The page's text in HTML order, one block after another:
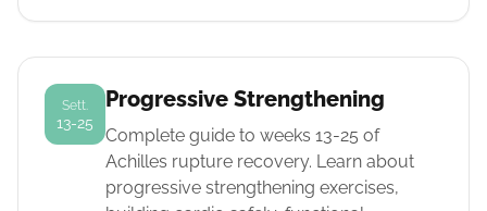
Sett.
13-25
Progressive Strengthening
Complete guide to weeks 13-25 of
Achilles rupture recovery. Learn about
progressive strengthening exercises,